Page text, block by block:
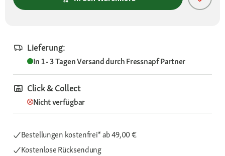
Lieferung:
In 1 - 3 TagenVersand durchFressnapf Partner
Click & Collect
Nicht verfügbar
Bestellungen kostenfrei*ab 49,00 €
Kostenlose Rücksendung